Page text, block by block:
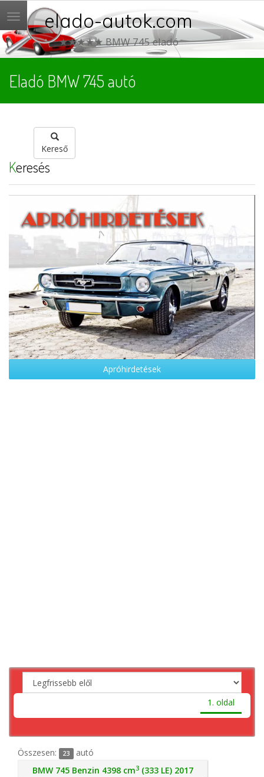
Menü elado-autok.com
★★★★★ BMW 745 eladó
Eladó BMW 745 autó
Kereső
Keresés
Apróhirdetések
1. oldal
Összesen: 23 autó
BMW 745 Benzin 4398 cm3(333 LE) 2017